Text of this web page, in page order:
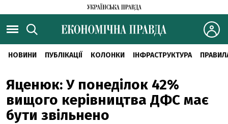
НОВИНИ ПУБЛІКАЦІЇ КОЛОНКИ ІНФРАСТРУКТУРА
Яценюк: У понеділок 42%
вищого керівництва ДФС має
бути звільнено